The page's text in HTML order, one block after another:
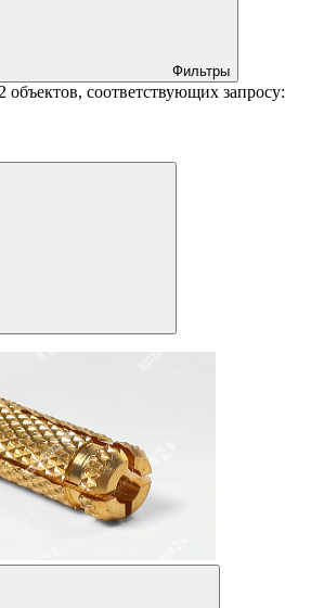
Фильтры
объектов, соответствующих запросу: